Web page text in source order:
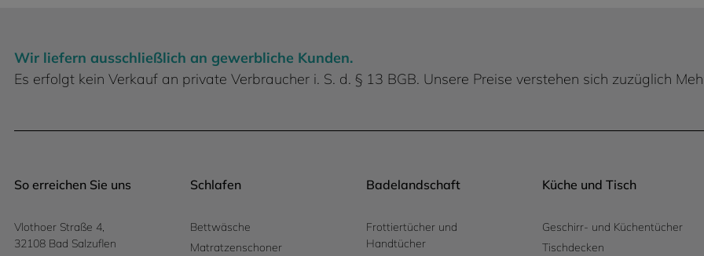
Wir liefern ausschließlich an gewerbliche Kunden.
Es erfolgt kein Verkauf an private Verbraucher i. S. d. § 13 BGB. Unsere Preise verstehen sich zuzüglich
So erreichen Sie uns
Vlothoer Straße 4,
32108 Bad Salzuflen
Schlafen
Bettwäsche
Matratzenschoner
Badelandschaft
Frottiertücher und
Handtücher
Küche und Tisch
Geschirr- und Küchentücher
Tischdecken